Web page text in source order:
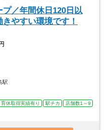
プ／年間休日120日以
やすい環境です！
駅
育休取得実績有り 駅チカ
店舗数1～9